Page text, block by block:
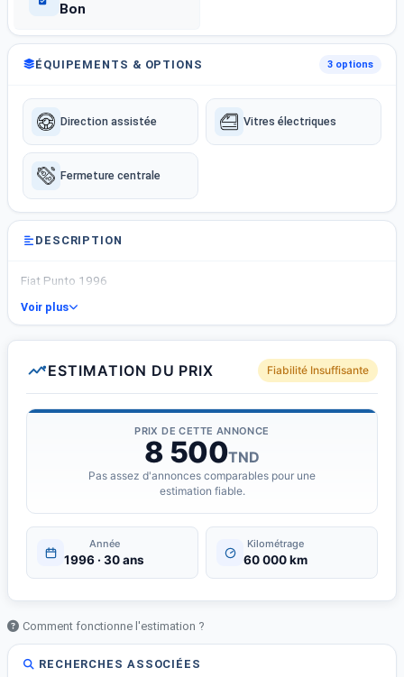
Bon
ÉQUIPEMENTS & OPTIONS 3 options
Direction assistée Vitres électriques
Fermeture centrale
DESCRIPTION
Fiat Punto 1996
Voir plus
ESTIMATION DU PRIX Fiabilité Insuffisante
PRIX DE CETTE ANNONCE
8 500TND
Pas assez d'annonces comparables pour une
estimation fiable.
Année
1996 · 30 ans
Kilométrage
60 000 km
Comment fonctionne l'estimation ?
RECHERCHES ASSOCIÉES